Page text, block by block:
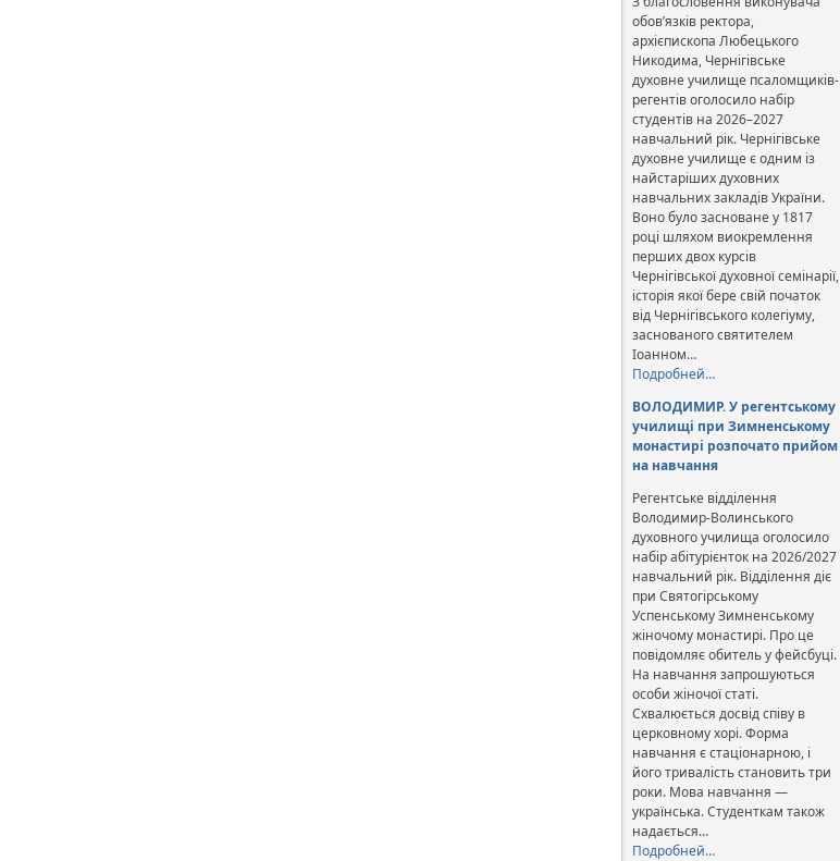
обов’язків ректора,
архієпископа Любецького
Никодима, Чернігівське
духовне училище псаломщиків-
регентів оголосило набір
студентів на 2026–2027
навчальний рік. Чернігівське
духовне училище є одним із
найстаріших духовних
навчальних закладів України.
Воно було засноване у 1817
році шляхом виокремлення
перших двох курсів
Чернігівської духовної семінарії,
історія якої бере свій початок
від Чернігівського колегіуму,
заснованого святителем
Іоанном…
Подробней…
ВОЛОДИМИР. У регентському
училищі при Зимненському
монастирі розпочато прийом
на навчання
Регентське відділення
Володимир-Волинського
духовного училища оголосило
набір абітурієнток на 2026/2027
навчальний рік. Відділення діє
при Святогірському
Успенському Зимненському
жіночому монастирі. Про це
повідомляє обитель у фейсбуці.
На навчання запрошуються
особи жіночої статі.
Схвалюється досвід співу в
церковному хорі. Форма
навчання є стаціонарною, і
його тривалість становить три
роки. Мова навчання —
українська. Студенткам також
надається…
Подробней…